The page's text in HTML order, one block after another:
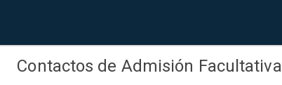
Contactos de Admisión Facultativa